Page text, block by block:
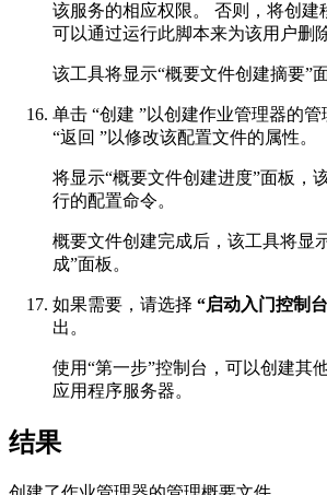
该服务的相应权限。 否则，将创建
可以通过运行此脚本来为该用户删
该工具将显示“概要文件创建摘要”面
单击 “创建 ”以创建作业管理器的
“返回 ”以修改该配置文件的属性。
将显示“概要文件创建进度”面板，
行的配置命令。
概要文件创建完成后，该工具将显
成”面板。
如果需要，请选择 “启动入门控制
出。
使用“第一步”控制台，可以创建其
应用程序服务器。
结果